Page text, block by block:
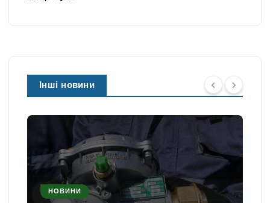
Інші новини
НОВИНИ